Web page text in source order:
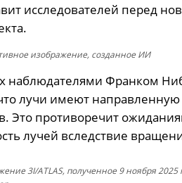
исследователей перед
изображение, созданное ИИ
наблюдателями Франком
лучи имеют направленную
Это противоречит
лучей вследствие
3I/ATLAS, полученное 9 ноября 2025